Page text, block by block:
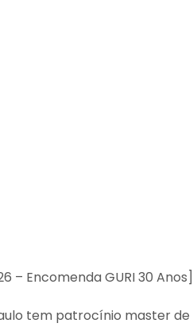
– Encomenda GURI 30 Anos]
tem patrocínio master